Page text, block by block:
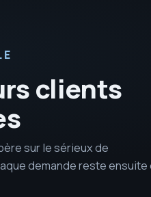
clients
sur le sérieux de
demande reste